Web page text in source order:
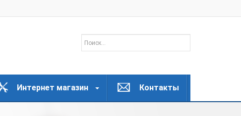
Интернет магазин Контакты